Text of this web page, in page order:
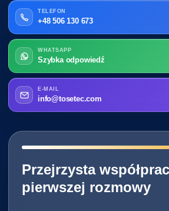
TELEFON
+48 506 130 673
WHATSAPP
Szybka odpowiedź
E-MAIL
info@tosetec.com
━━━━━━━━━━━━━━━━━━━━━━━━━━━━
Przejrzysta
pierwszej rozmowy